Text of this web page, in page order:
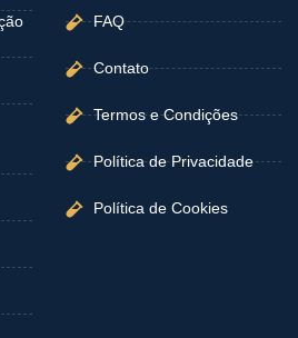
FAQ
Contato
Termos e Condições
Política de Privacidade
Política de Cookies